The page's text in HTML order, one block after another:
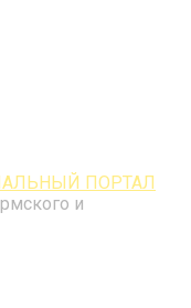
ПОРТАЛ
и